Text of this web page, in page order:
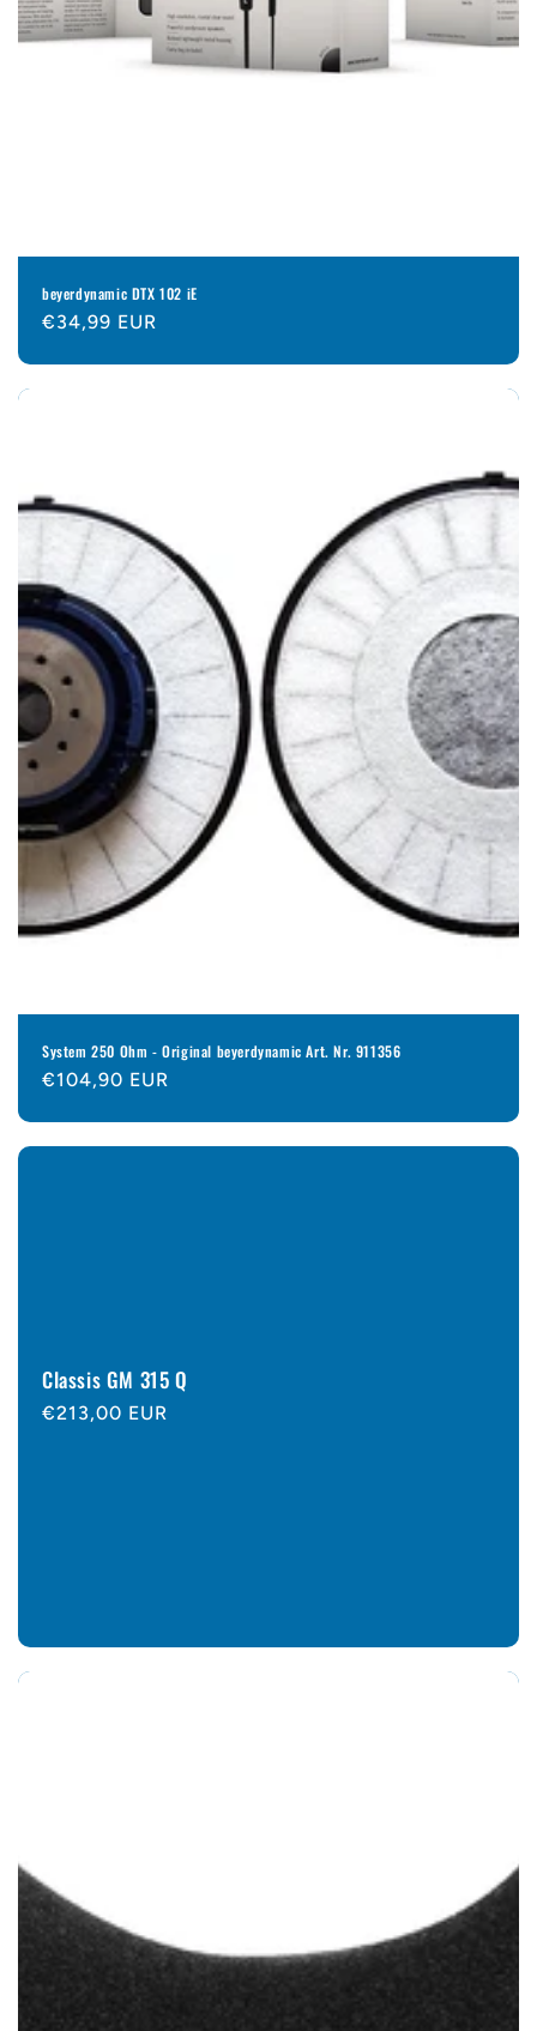
beyerdynamic DTX 102 iE
Normaler
€34,99 EUR
System 250 Ohm - Original beyerdynamic Art. Nr. 911356
Normaler
€104,90 EUR
Classis GM 315 Q
Normaler
€213,00 EUR